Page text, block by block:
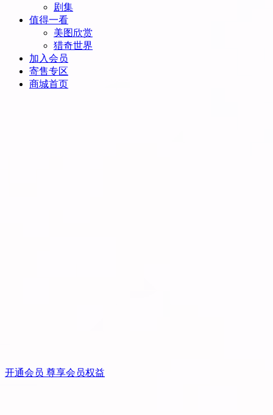
剧集
值得一看
美图欣赏
猎奇世界
加入会员
寄售专区
商城首页
开通会员 尊享会员权益